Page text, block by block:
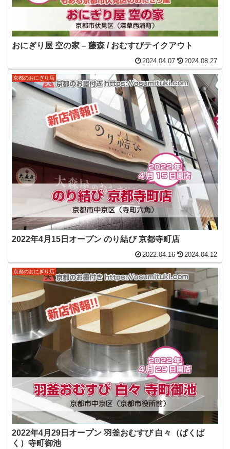
おにぎり屋 空の家 – 藤森 / おむすびテイクアウト
2024.04.07 2024.08.27
京都のおにぎり店
2022年4月15日オープン のり結び 京都寺町店
2022.04.16 2024.04.12
京都のおにぎり店
2022年4月29日オープン 羽釜おむすび 白々（ぱくぱ
く）寺町御池